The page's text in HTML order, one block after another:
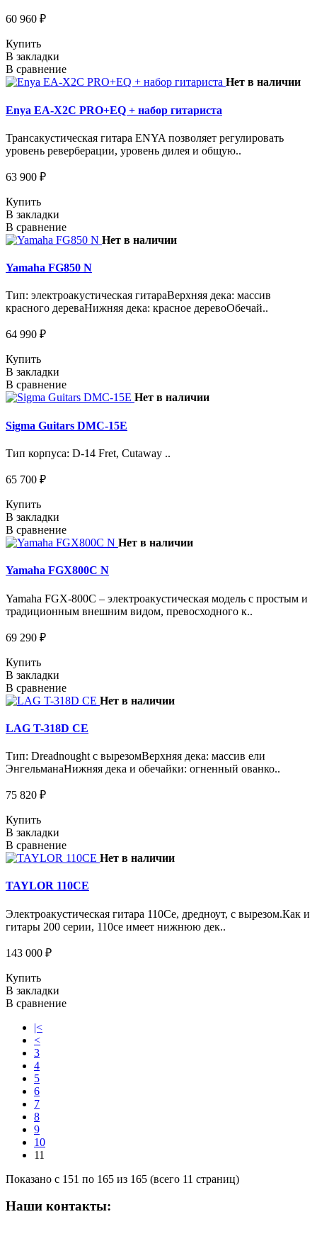
60 960 ₽
Купить
В закладки
В сравнение
Нет в наличии
Enya EA-X2C PRO+EQ + набор гитариста
Трансакустическая гитара ENYA позволяет регулировать
уровень реверберации, уровень дилея и общую..
63 900 ₽
Купить
В закладки
В сравнение
Нет в наличии
Yamaha FG850 N
Тип: электроакустическая гитараВерхняя дека: массив
красного дереваНижняя дека: красное деревоОбечай..
64 990 ₽
Купить
В закладки
В сравнение
Нет в наличии
Sigma Guitars DMC-15E
Тип корпуса: D-14 Fret, Cutaway ..
65 700 ₽
Купить
В закладки
В сравнение
Нет в наличии
Yamaha FGX800C N
Yamaha FGX-800C – электроакустическая модель с простым и
традиционным внешним видом, превосходного к..
69 290 ₽
Купить
В закладки
В сравнение
Нет в наличии
LAG T-318D CE
Тип: Dreadnought с вырезомВерхняя дека: массив ели
ЭнгельманаНижняя дека и обечайки: огненный ованко..
75 820 ₽
Купить
В закладки
В сравнение
Нет в наличии
TAYLOR 110CE
Электроакустическая гитара 110Ce, дредноут, с вырезом.Как и
гитары 200 серии, 110ce имеет нижнюю дек..
143 000 ₽
Купить
В закладки
В сравнение
|<
<
3
4
5
6
7
8
9
10
11
Показано с 151 по 165 из 165 (всего 11 страниц)
Наши контакты: